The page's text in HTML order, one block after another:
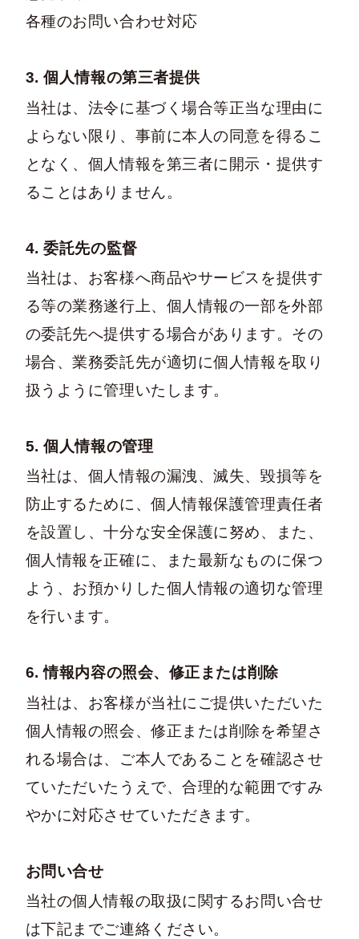
各種のお問い合わせ対応
3. 個人情報の第三者提供
当社は、法令に基づく場合等正当な理由に
よらない限り、事前に本人の同意を得るこ
となく、個人情報を第三者に開示・提供す
ることはありません。
4. 委託先の監督
当社は、お客様へ商品やサービスを提供す
る等の業務遂行上、個人情報の一部を外部
の委託先へ提供する場合があります。その
場合、業務委託先が適切に個人情報を取り
扱うように管理いたします。
5. 個人情報の管理
当社は、個人情報の漏洩、滅失、毀損等を
防止するために、個人情報保護管理責任者
を設置し、十分な安全保護に努め、また、
個人情報を正確に、また最新なものに保つ
よう、お預かりした個人情報の適切な管理
を行います。
6. 情報内容の照会、修正または削除
当社は、お客様が当社にご提供いただいた
個人情報の照会、修正または削除を希望さ
れる場合は、ご本人であることを確認させ
ていただいたうえで、合理的な範囲ですみ
やかに対応させていただきます。
お問い合せ
当社の個人情報の取扱に関するお問い合せ
は下記までご連絡ください。